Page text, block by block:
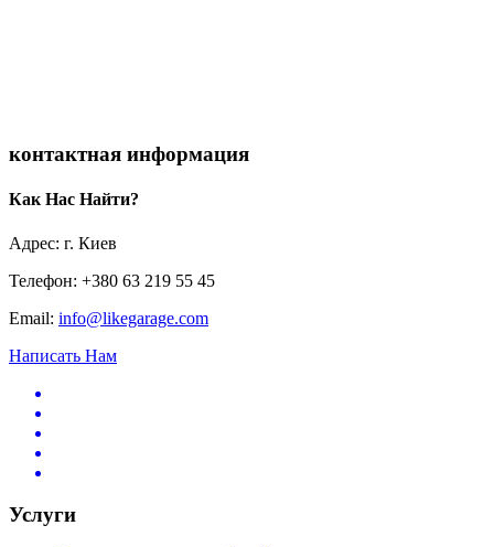
контактная информация
Как Нас Найти?
Адрес: г. Киев
Телефон: +380 63 219 55 45
Email: info@likegarage.com
Написать Нам
Услуги